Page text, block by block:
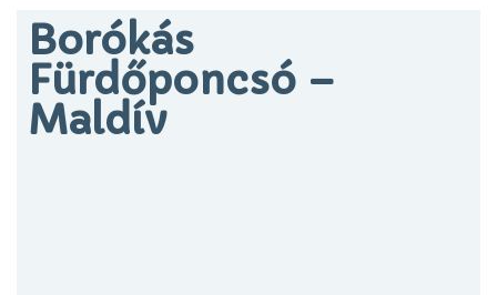
Borókás
Fürdőponcsó –
Maldív